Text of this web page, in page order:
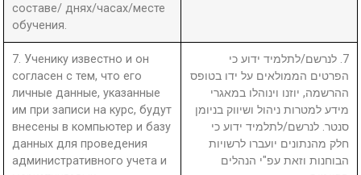
составе/ днях/часах/месте
обучения.
7. Ученику известно и он
согласен с тем, что его
личные данные, указанные
им при записи на курс, будут
внесены в компьютер и базу
данных для проведения
административного учета и
7. לנרשם/לתלמיד ידוע כי
הפרטים הממולאים על ידו בטופס
ההרשמה, יוזנו וינוהלו במאגרי
מידע למטרות ניהול ושיווק בניומן
סנטר. לנרשם/לתלמיד ידוע כי
חלק מהנתונים יועברו לרשויות
הבוחנות וזאת עפ"י הנהלים